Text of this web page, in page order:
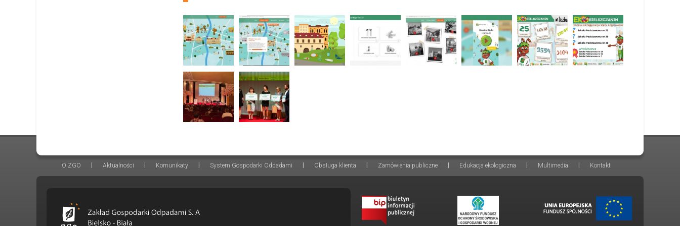
O ZGO | Aktualności | Komunikaty | System Gospodarki Odpadami | Obsługa klienta | Zamówienia publiczne | Edukacja ekologiczna | Multimedia | Kontakt